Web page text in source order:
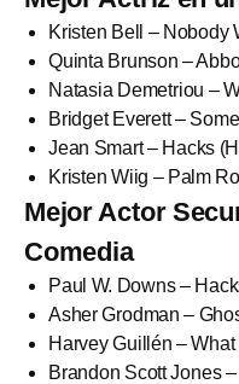
Kristen Bell – Nobody
Quinta Brunson –
Natasia Demetriou –
Bridget Everett –
Jean Smart – Hacks
Kristen Wiig – Palm
Mejor Actor
Comedia
Paul W. Downs –
Asher Grodman –
Harvey Guillén –
Brandon Scott Jones